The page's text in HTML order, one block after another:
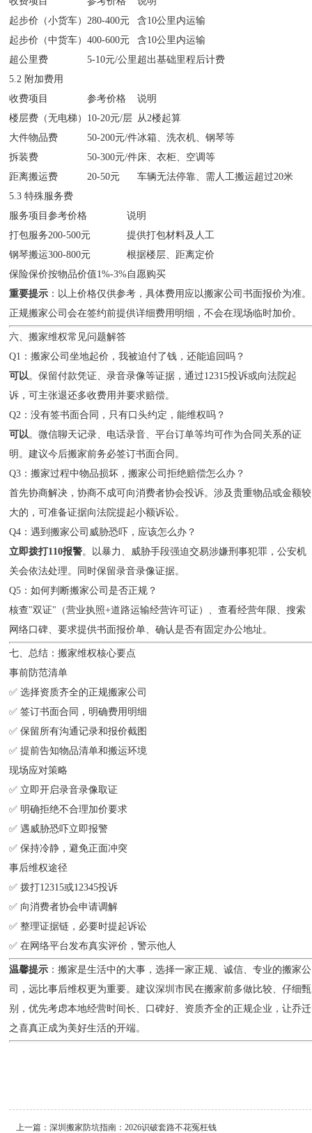
起步价（小货车）280-400元
含10公里内运输
起步价（中货车）400-600元
含10公里内运输
超公里费
5-10元/公里 超出基础里程后计费
5.2 附加费用
收费项目
参考价格
说明
楼层费（无电梯） 10-20元/层 从2楼起算
大件物品费
50-200元/件冰箱、洗衣机、钢琴等
拆装费
50-300元/件床、衣柜、空调等
距离搬运费
20-50元
车辆无法停靠、需人工搬运超过20米
5.3 特殊服务费
服务项目参考价格
说明
打包服务200-500元
提供打包材料及人工
钢琴搬运300-800元
根据楼层、距离定价
保险保价按物品价值1%-3%自愿购买
重要提示 ：以上价格仅供参考，具体费用应以搬家公司书面报价为准。
正规搬家公司会在签约前提供详细费用明细，不会在现场临时加价。
六、搬家维权常见问题解答
Q1：搬家公司坐地起价，我被迫付了钱，还能追回吗？
可以。保留付款凭证、录音录像等证据，通过12315投诉或向法院起
诉，可主张退还多收费用并要求赔偿。
Q2：没有签书面合同，只有口头约定，能维权吗？
可以。微信聊天记录、电话录音、平台订单等均可作为合同关系的证
明。建议今后搬家前务必签订书面合同。
Q3：搬家过程中物品损坏，搬家公司拒绝赔偿怎么办？
首先协商解决，协商不成可向消费者协会投诉。涉及贵重物品或金额较
大的，可准备证据向法院提起小额诉讼。
Q4：遇到搬家公司威胁恐吓，应该怎么办？
立即拨打110报警。以暴力、威胁手段强迫交易涉嫌刑事犯罪，公安机
关会依法处理。同时保留录音录像证据。
Q5：如何判断搬家公司是否正规？
核查"双证"（营业执照+道路运输经营许可证）、查看经营年限、搜索
网络口碑、要求提供书面报价单、确认是否有固定办公地址。
七、总结：搬家维权核心要点
事前防范清单
✅ 选择资质齐全的正规搬家公司
✅ 签订书面合同，明确费用明细
✅ 保留所有沟通记录和报价截图
✅ 提前告知物品清单和搬运环境
现场应对策略
✅ 立即开启录音录像取证
✅ 明确拒绝不合理加价要求
✅ 遇威胁恐吓立即报警
✅ 保持冷静，避免正面冲突
事后维权途径
✅ 拨打12315或12345投诉
✅ 向消费者协会申请调解
✅ 整理证据链，必要时提起诉讼
✅ 在网络平台发布真实评价，警示他人
温馨提示 ：搬家是生活中的大事，选择一家正规、诚信、专业的搬家公
司，远比事后维权更为重要。建议深圳市民在搬家前多做比较、仔细甄
别，优先考虑本地经营时间长、口碑好、资质齐全的正规企业，让乔迁
之喜真正成为美好生活的开端。
上一篇：深圳搬家防坑指南：2026识破套路不花冤枉钱